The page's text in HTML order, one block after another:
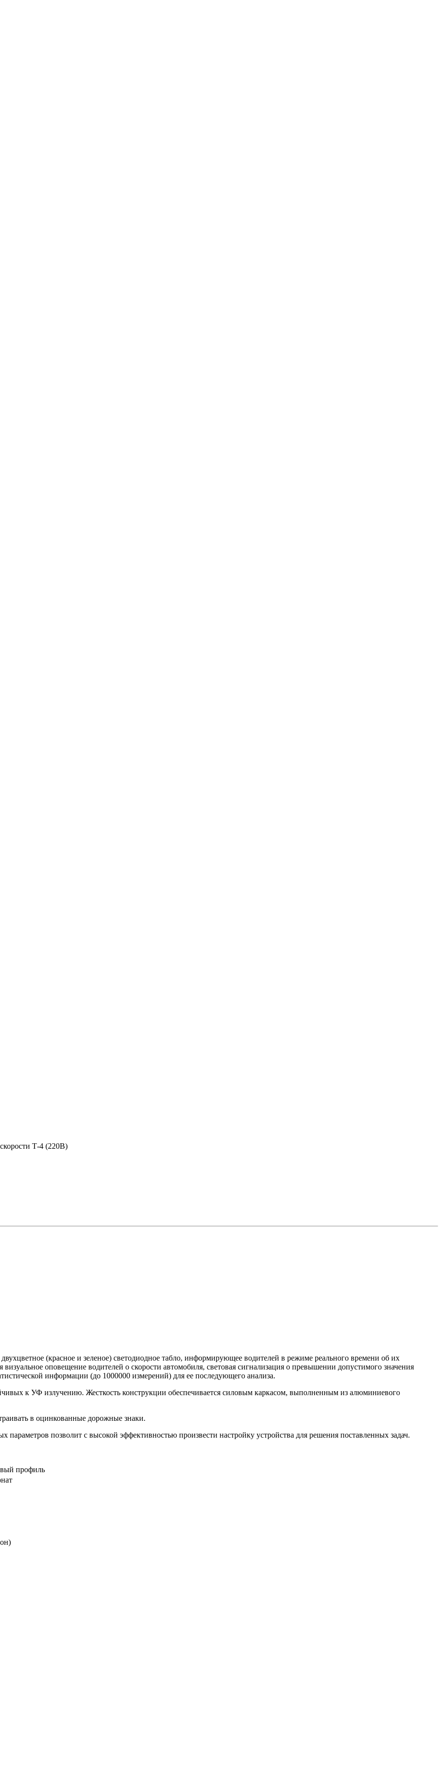
Т-4 (220В)
двухцветное (красное и зеленое) светодиодное табло, информирующее водителей в режиме реального времени об их
оповещение водителей о скорости автомобиля, световая сигнализация о превышении допустимого значения
информации (до 1000000 измерений) для ее последующего анализа.
к УФ излучению. Жесткость конструкции обеспечивается силовым каркасом, выполненным из алюминиевого
в оцинкованные дорожные знаки.
позволит с высокой эффективностью произвести настройку устройства для решения поставленных задач.
профиль